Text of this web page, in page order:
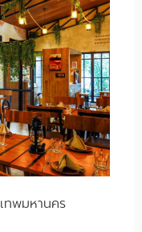
ทพมหานคร